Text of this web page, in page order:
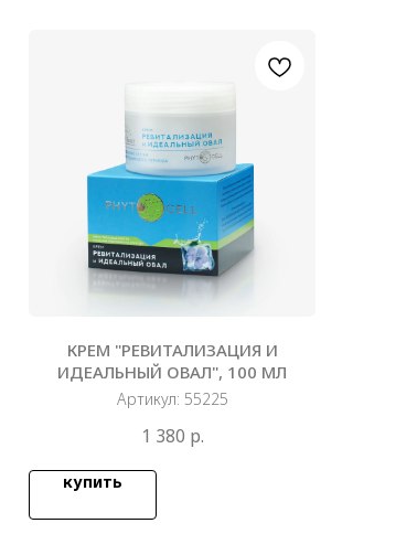
КРЕМ "РЕВИТАЛИЗАЦИЯ И
ИДЕАЛЬНЫЙ ОВАЛ", 100 МЛ
Артикул: 55225
1 380 р.
купить